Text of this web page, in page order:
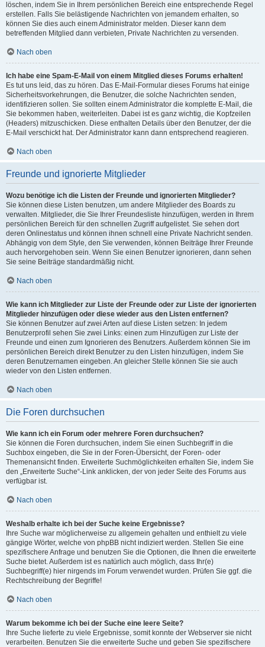
löschen, indem Sie in Ihrem persönlichen Bereich eine entsprechende Regel
erstellen. Falls Sie belästigende Nachrichten von jemandem erhalten, so
können Sie dies auch einem Administrator melden. Dieser kann dem
betreffenden Mitglied dann verbieten, Private Nachrichten zu versenden.
Nach oben
Ich habe eine Spam-E-Mail von einem Mitglied dieses Forums erhalten!
Es tut uns leid, das zu hören. Das E-Mail-Formular dieses Forums hat einige
Sicherheitsvorkehrungen, die Benutzer, die solche Nachrichten senden,
identifizieren sollen. Sie sollten einem Administrator die komplette E-Mail, die
Sie bekommen haben, weiterleiten. Dabei ist es ganz wichtig, die Kopfzeilen
(Headers) mitzuschicken. Diese enthalten Details über den Benutzer, der die
E-Mail verschickt hat. Der Administrator kann dann entsprechend reagieren.
Nach oben
Freunde und ignorierte Mitglieder
Wozu benötige ich die Listen der Freunde und ignorierten Mitglieder?
Sie können diese Listen benutzen, um andere Mitglieder des Boards zu
verwalten. Mitglieder, die Sie Ihrer Freundesliste hinzufügen, werden in Ihrem
persönlichen Bereich für den schnellen Zugriff aufgelistet. Sie sehen dort
deren Onlinestatus und können ihnen schnell eine Private Nachricht senden.
Abhängig von dem Style, den Sie verwenden, können Beiträge Ihrer Freunde
auch hervorgehoben sein. Wenn Sie einen Benutzer ignorieren, dann sehen
Sie seine Beiträge standardmäßig nicht.
Nach oben
Wie kann ich Mitglieder zur Liste der Freunde oder zur Liste der ignorierten
Mitglieder hinzufügen oder diese wieder aus den Listen entfernen?
Sie können Benutzer auf zwei Arten auf diese Listen setzen: In jedem
Benutzerprofil sehen Sie zwei Links: einen zum Hinzufügen zur Liste der
Freunde und einen zum Ignorieren des Benutzers. Außerdem können Sie im
persönlichen Bereich direkt Benutzer zu den Listen hinzufügen, indem Sie
deren Benutzernamen eingeben. An gleicher Stelle können Sie sie auch
wieder von den Listen entfernen.
Nach oben
Die Foren durchsuchen
Wie kann ich ein Forum oder mehrere Foren durchsuchen?
Sie können die Foren durchsuchen, indem Sie einen Suchbegriff in die
Suchbox eingeben, die Sie in der Foren-Übersicht, der Foren- oder
Themenansicht finden. Erweiterte Suchmöglichkeiten erhalten Sie, indem Sie
den „Erweiterte Suche“-Link anklicken, der von jeder Seite des Forums aus
verfügbar ist.
Nach oben
Weshalb erhalte ich bei der Suche keine Ergebnisse?
Ihre Suche war möglicherweise zu allgemein gehalten und enthielt zu viele
gängige Wörter, welche von phpBB nicht indiziert werden. Stellen Sie eine
spezifischere Anfrage und benutzen Sie die Optionen, die Ihnen die erweiterte
Suche bietet. Außerdem ist es natürlich auch möglich, dass Ihr(e)
Suchbegriff(e) hier nirgends im Forum verwendet wurden. Prüfen Sie ggf. die
Rechtschreibung der Begriffe!
Nach oben
Warum bekomme ich bei der Suche eine leere Seite?
Ihre Suche lieferte zu viele Ergebnisse, somit konnte der Webserver sie nicht
verarbeiten. Benutzen Sie die erweiterte Suche und geben Sie spezifischere